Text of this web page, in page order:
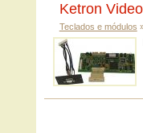
Ketron
Teclados e módulos